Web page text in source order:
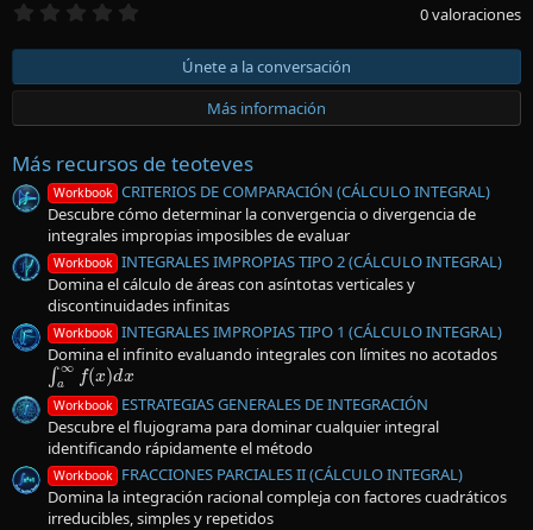
0
e
r
l
l
a
(
s
)
0 valoraciones
Únete a la conversación
Más información
Más recursos de teoteves
Workbook CRITERIOS DE COMPARACIÓN (CÁLCULO INTEGRAL)
Descubre cómo determinar la convergencia o divergencia de
integrales impropias imposibles de evaluar
Workbook INTEGRALES IMPROPIAS TIPO 2 (CÁLCULO INTEGRAL)
Domina el cálculo de áreas con asíntotas verticales y
discontinuidades infinitas
Workbook INTEGRALES IMPROPIAS TIPO 1 (CÁLCULO INTEGRAL)
Domina el infinito evaluando integrales con límites no acotados
∫a∞f(x)dx
Workbook ESTRATEGIAS GENERALES DE INTEGRACIÓN
Descubre el flujograma para dominar cualquier integral
identificando rápidamente el método
Workbook
FRACCIONES PARCIALES II (CÁLCULO INTEGRAL)
Domina la integración racional compleja con factores cuadráticos
irreducibles, simples y repetidos